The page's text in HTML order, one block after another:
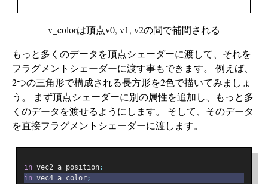
v_colorは頂点v0, v1, v2の間で補間される
もっと多くのデータを頂点シェーダーに渡して、それを
フラグメントシェーダーに渡す事もできます。 例えば、
2つの三角形で構成される長方形を2色で描いてみましょ
う。 まず頂点シェーダーに別の属性を追加し、もっと多
くのデータを渡せるようにします。 そして、そのデータ
を直接フラグメントシェーダーに渡します。
in vec2 a_position;
in vec4 a_color;